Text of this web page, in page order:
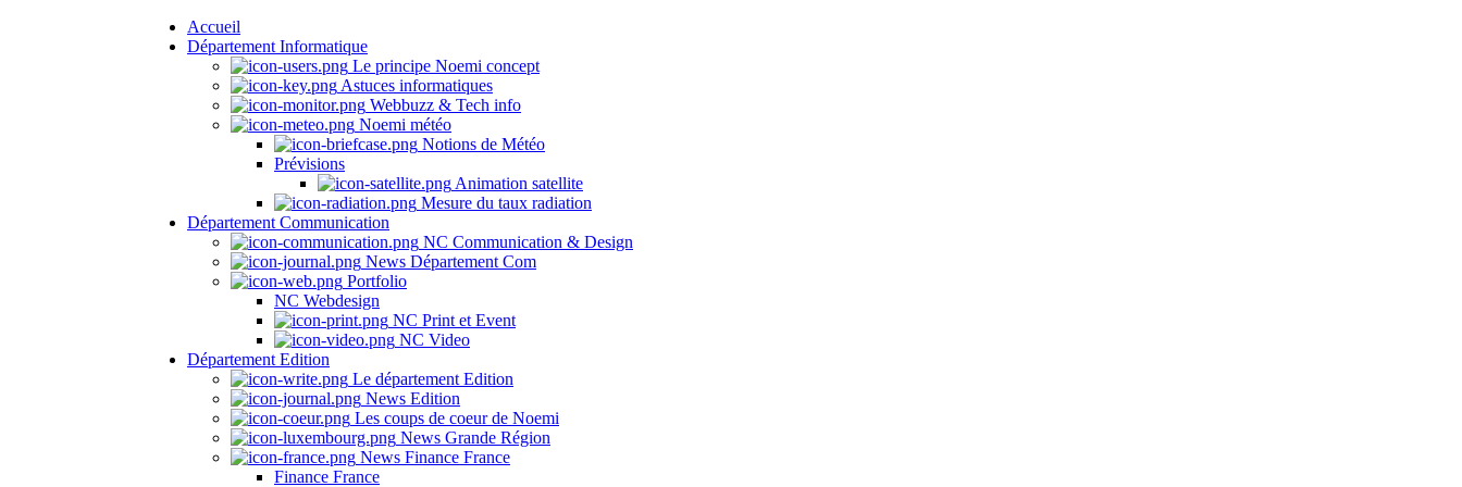
Accueil
Département Informatique
Le principe Noemi concept
Astuces informatiques
Webbuzz & Tech info
Noemi météo
Notions de Météo
Prévisions
Animation satellite
Mesure du taux radiation
Département Communication
NC Communication & Design
News Département Com
Portfolio
NC Webdesign
NC Print et Event
NC Video
Département Edition
Le département Edition
News Edition
Les coups de coeur de Noemi
News Grande Région
News Finance France
Finance France